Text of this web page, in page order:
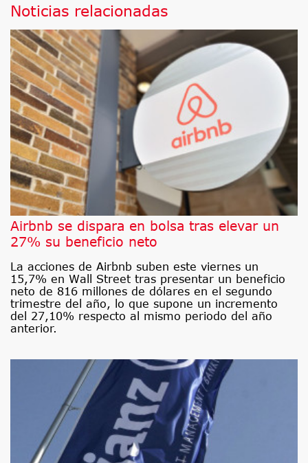
Noticias relacionadas
Airbnb se dispara en bolsa tras elevar un
27% su beneficio neto
La acciones de Airbnb suben este viernes un
15,7% en Wall Street tras presentar un beneficio
neto de 816 millones de dólares en el segundo
trimestre del año, lo que supone un incremento
del 27,10% respecto al mismo periodo del año
anterior.